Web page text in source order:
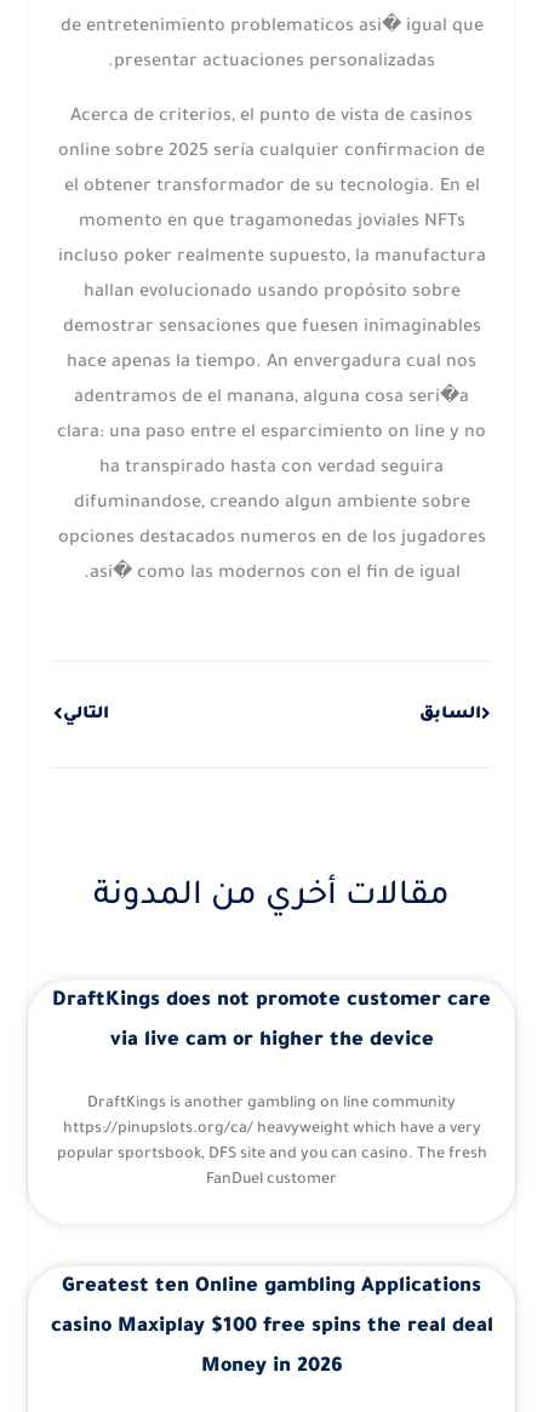
de entretenimiento problematicos asi� igual que
presentar actuaciones personalizadas.
Acerca de criterios, el punto de vista de casinos
online sobre 2025 serí­a cualquier confirmacion de
el obtener transformador de su tecnologia. En el
momento en que tragamonedas joviales NFTs
incluso poker realmente supuesto, la manufactura
hallan evolucionado usando propósito sobre
demostrar sensaciones que fuesen inimaginables
hace apenas la tiempo. An envergadura cual nos
adentramos de el manana, alguna cosa seri�a
clara: una paso entre el esparcimiento on line y no
ha transpirado hasta con verdad seguira
difuminandose, creando algun ambiente sobre
opciones destacados numeros en de los jugadores
asi� como las modernos con el fin de igual.
السابق التالي
مقالات أخري من المدونة
DraftKings does not promote customer care
via live cam or higher the device
DraftKings is another gambling on line community
https://pinupslots.org/ca/ heavyweight which have a very
popular sportsbook, DFS site and you can casino. The fresh
FanDuel customer
Greatest ten Online gambling Applications
casino Maxiplay $100 free spins the real deal
Money in 2026